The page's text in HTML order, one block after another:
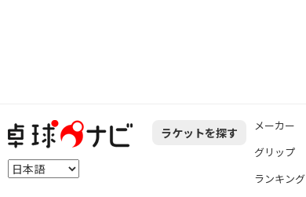
ラケットを探す メーカー
グリップ
ランキング